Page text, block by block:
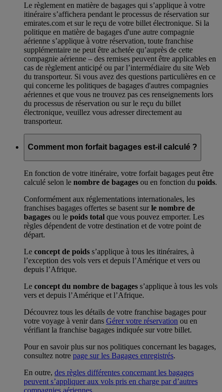
Le règlement en matière de bagages qui s’applique à votre
itinéraire s’affichera pendant le processus de réservation sur
emirates.com et sur le reçu de votre billet électronique. Si la
politique en matière de bagages d'une autre compagnie
aérienne s’applique à votre réservation, toute franchise
supplémentaire ne peut être achetée qu’auprès de cette
compagnie aérienne – des remises peuvent être applicables en
cas de règlement anticipé ou par l’intermédiaire du site Web
du transporteur. Si vous avez des questions particulières en ce
qui concerne les politiques de bagages d'autres compagnies
aériennes et que vous ne trouvez pas ces renseignements lors
du processus de réservation ou sur le reçu du billet
électronique, veuillez vous adresser directement au
transporteur.
Comment mon forfait bagages est-il calculé ?
En fonction de votre itinéraire, votre forfait bagages peut être
calculé selon le nombre de bagages ou en fonction du poids.
Conformément aux réglementations internationales, les
franchises bagages offertes se basent surle nombre de
bagages ou le poids total que vous pouvez emporter. Les
règles dépendent de votre destination et de votre point de
départ.
Le concept de poids s’applique à tous les itinéraires, à
l’exception des vols vers et depuis l’Amérique et vers ou
depuis l’Afrique.
Le concept du nombre de bagages s’applique à tous les vols
vers et depuis l’Amérique et l’Afrique.
Découvrez tous les détails de votre franchise bagages pour
votre voyage à venir dans Gérer votre réservation ou en
vérifiant la franchise bagages indiquée sur votre billet.
Pour en savoir plus sur nos politiques concernant les bagages,
consultez notre page sur les Bagages enregistrés.
En outre, des règles différentes concernant les bagages
peuvent s’appliquer aux vols pris en charge par d’autres
compagnies aériennes.